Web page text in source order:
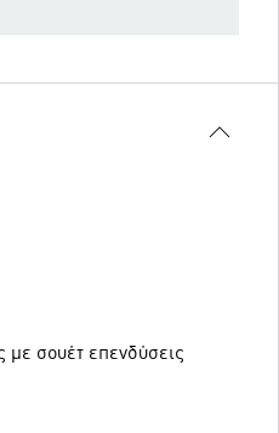
με σουέτ επενδύσεις